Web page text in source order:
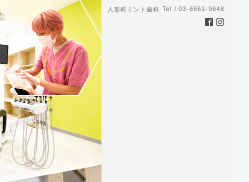
人形町ミント歯科 Tel / 03-6661-9648